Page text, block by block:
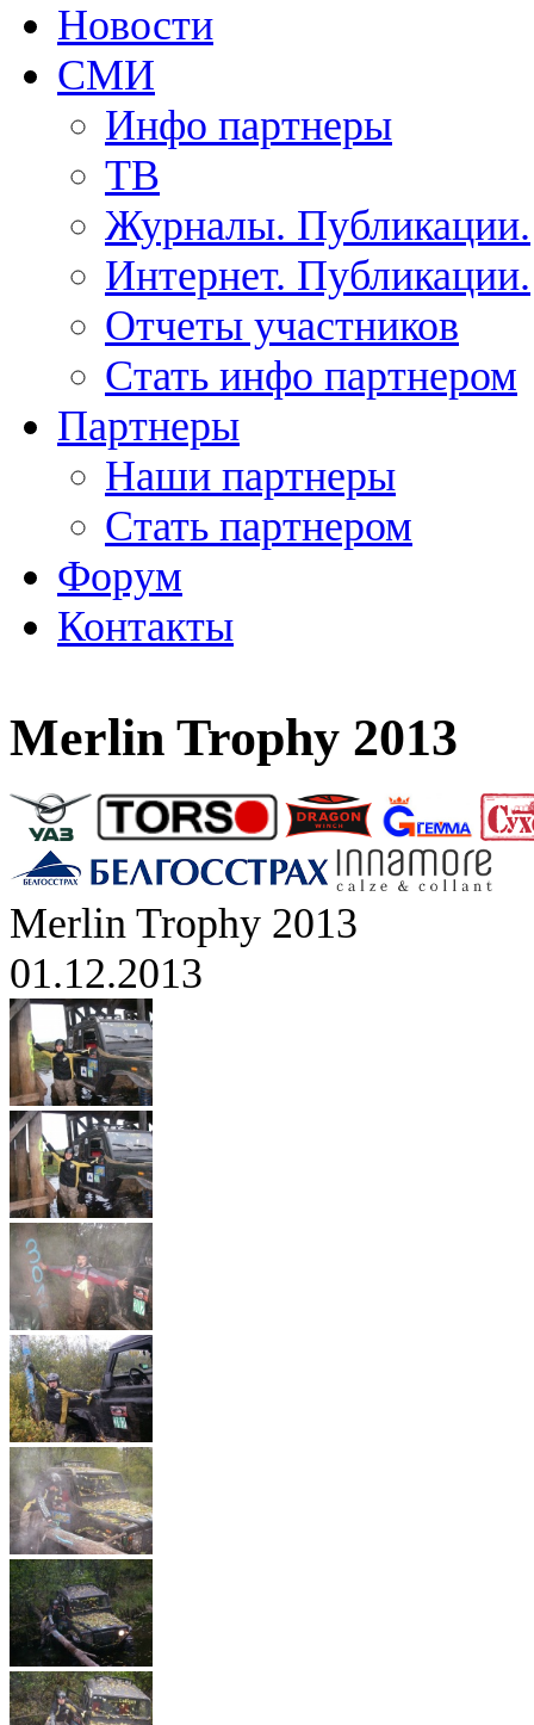
Новости
СМИ
Инфо партнеры
ТВ
Журналы. Публикации.
Интернет. Публикации.
Отчеты участников
Стать инфо партнером
Партнеры
Наши партнеры
Стать партнером
Форум
Контакты
Merlin Trophy 2013
Merlin Trophy 2013
01.12.2013